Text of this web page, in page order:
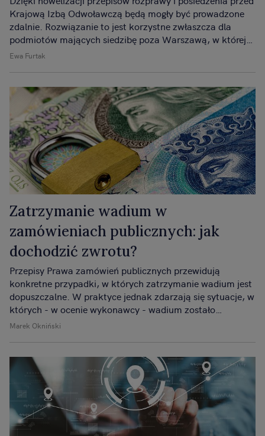
Ewa Furtak
Krajową Izbą Odwoławczą będą mogły być prowadzone
zdalnie. Rozwiązanie to jest korzystne zwłaszcza dla
podmiotów mających siedzibę poza Warszawą, w której
mieści się KIO.
Zatrzymanie wadium w
zamówieniach publicznych: jak
dochodzić zwrotu?
Marek Okniński
Przepisy Prawa zamówień publicznych przewidują
konkretne przypadki, w których zatrzymanie wadium jest
dopuszczalne. W praktyce jednak zdarzają się sytuacje, w
których - w ocenie wykonawcy - wadium zostało
zatrzymane bezpodstawnie. Jakie kroki może podjąć